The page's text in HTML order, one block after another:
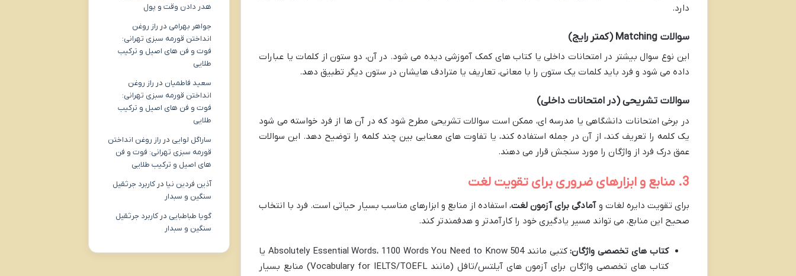
دارد.
سوالات Matching (کمتر رایج)
این نوع سوال بیشتر در امتحانات داخلی یا کتاب های کمک آموزشی دیده می شود. در آن، دو ستون از کلمات یا عبارات
داده می شود و فرد باید کلمات یک ستون را با معانی، تعاریف یا مترادف هایشان در ستون دیگر تطبیق دهد.
سوالات تشریحی (در امتحانات داخلی)
در برخی امتحانات دانشگاهی یا مدرسه ای، ممکن است سوالات تشریحی مطرح شود که در آن ها از فرد خواسته می شود
یک کلمه را تعریف کند، از آن در جمله استفاده کند، یا تفاوت های معنایی بین چند کلمه را توضیح دهد. این سوالات
عمق درک فرد از واژگان را مورد سنجش قرار می دهند.
3. منابع و ابزارهای ضروری برای تقویت لغت
برای تقویت دایره لغات وآمادگی برای آزمون لغت، استفاده از منابع و ابزارهای مناسب بسیار حیاتی است. فرد با انتخاب
صحیح این منابع، می تواند مسیر یادگیری خود را کارآمدتر و هدفمندتر کند.
کتاب های تخصصی واژگان:
کتبی مانند 504 Absolutely Essential Words، 1100 Words You Need to Know یا
کتاب های تخصصی واژگان برای آزمون های آیلتس/تافل (مانند Vocabulary for IELTS/TOEFL) منابع بسیار
هدر دادن وقت و پول
جواهر بهرامی در راز روغن
انداختن قورمه سبزی تهرانی:
فوت و فن های اصیل و ترکیب
طلایی
سعید فاطمیان در راز روغن
انداختن قورمه سبزی تهرانی:
فوت و فن های اصیل و ترکیب
طلایی
ساراگل لوایی در راز روغن انداختن
قورمه سبزی تهرانی: فوت و فن
های اصیل و ترکیب طلایی
آذین فردین نیا در کاربرد جرثقیل
سنگین و سبدار
گویا طباطبایی در کاربرد جرثقیل
سنگین و سبدار